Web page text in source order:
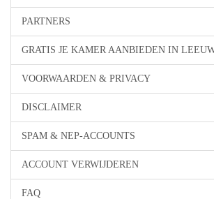
PARTNERS
GRATIS JE KAMER AANBIEDEN IN
VOORWAARDEN & PRIVACY
DISCLAIMER
SPAM & NEP-ACCOUNTS
ACCOUNT VERWIJDEREN
FAQ